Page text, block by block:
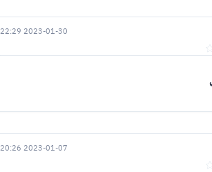
2023-01-30 22:29
2023-01-07 20:26